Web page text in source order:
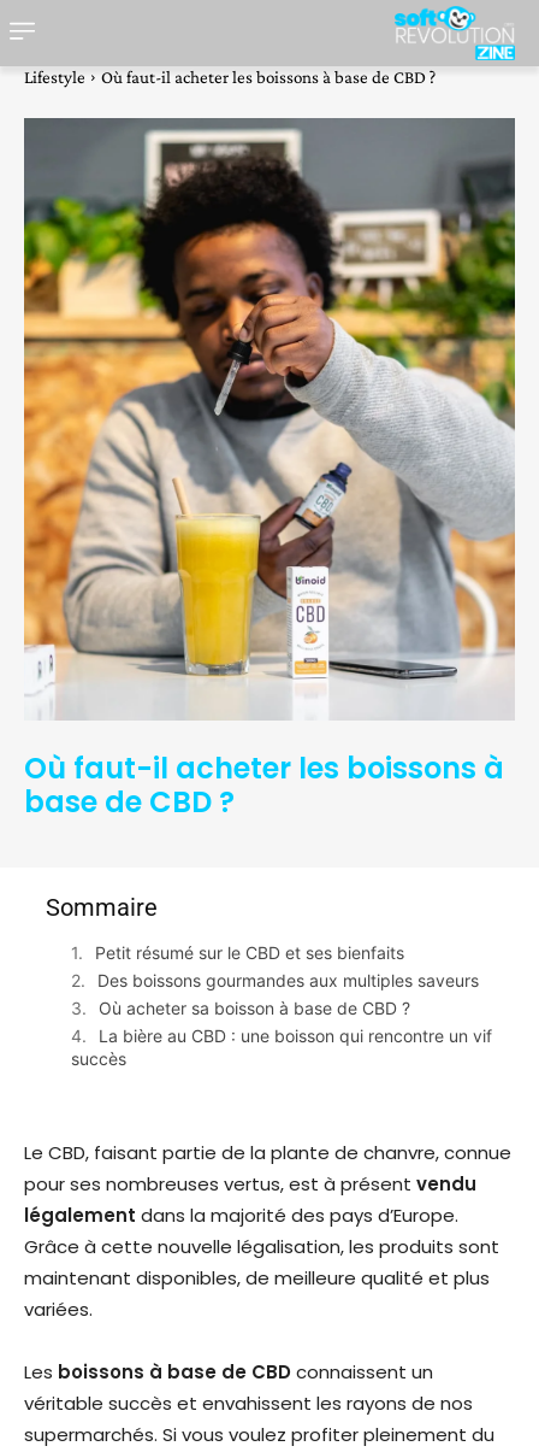
Lifestyle Où faut-il acheter les boissons à base de CBD ?
Où faut-il acheter les boissons à
base de CBD ?
Sommaire
Petit résumé sur le CBD et ses bienfaits
Des boissons gourmandes aux multiples saveurs
Où acheter sa boisson à base de CBD ?
La bière au CBD : une boisson qui rencontre un vif
succès
Le CBD, faisant partie de la plante de chanvre, connue
pour ses nombreuses vertus, est à présent vendu
légalement dans la majorité des pays d’Europe.
Grâce à cette nouvelle légalisation, les produits sont
maintenant disponibles, de meilleure qualité et plus
variées.
Les boissons à base de CBDconnaissent un
véritable succès et envahissent les rayons de nos
supermarchés. Si vous voulez profiter pleinement du